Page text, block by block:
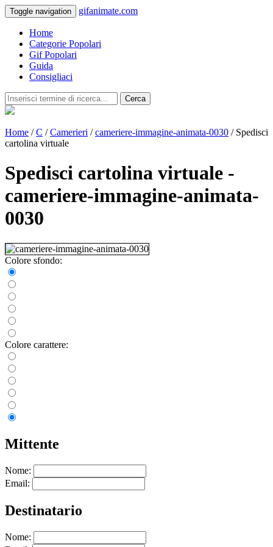
Toggle navigation gifanimate.com
Home
Categorie Popolari
Gif Popolari
Guida
Consigliaci
Cerca
Home /C /Camerieri /cameriere-immagine-animata-0030 / Spedisci
cartolina virtuale
Spedisci cartolina virtuale -
cameriere-immagine-animata-
0030
Colore sfondo:
Colore carattere:
Mittente
Nome:
Email:
Destinatario
Nome: